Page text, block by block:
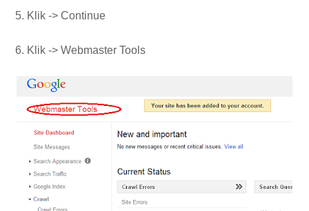
5. Klik -> Continue
6. Klik -> Webmaster Tools